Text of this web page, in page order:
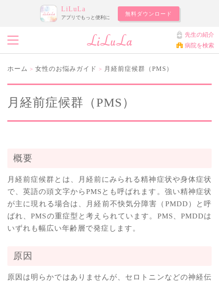
LiLuLa
アプリでもっと便利に
無料ダウンロード
先生の紹介
病院を検索
ホーム > 女性のお悩みガイド > 月経前症候群（PMS）
月経前症候群（PMS）
概要
月経前症候群とは、月経前にみられる精神症状や身体症状
で、英語の頭文字からPMSとも呼ばれます。強い精神症状
が主に現れる場合は、月経前不快気分障害（PMDD）と呼
ばれ、PMSの重症型と考えられています。PMS、PMDDは
いずれも幅広い年齢層で発症します。
原因
原因は明らかではありませんが、セロトニンなどの神経伝